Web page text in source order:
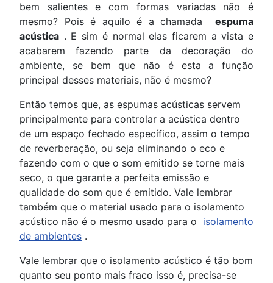
bem salientes e com formas variadas não é
mesmo? Pois é aquilo é a chamada espuma
acústica . E sim é normal elas ficarem a vista e
acabarem fazendo parte da decoração do
ambiente, se bem que não é esta a função
principal desses materiais, não é mesmo?
Então temos que, as espumas acústicas servem
principalmente para controlar a acústica dentro
de um espaço fechado específico, assim o tempo
de reverberação, ou seja eliminando o eco e
fazendo com o que o som emitido se torne mais
seco, o que garante a perfeita emissão e
qualidade do som que é emitido. Vale lembrar
também que o material usado para o isolamento
acústico não é o mesmo usado para o isolamento
de ambientes .
Vale lembrar que o isolamento acústico é tão bom
quanto seu ponto mais fraco isso é, precisa-se